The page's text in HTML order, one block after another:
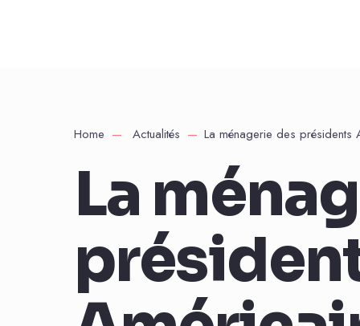
Home Actualités La ménagerie des présidents
La